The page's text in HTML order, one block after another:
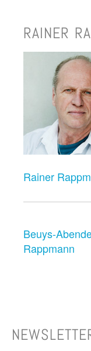
RAINER
Rainer
Beuys-
Rappmann